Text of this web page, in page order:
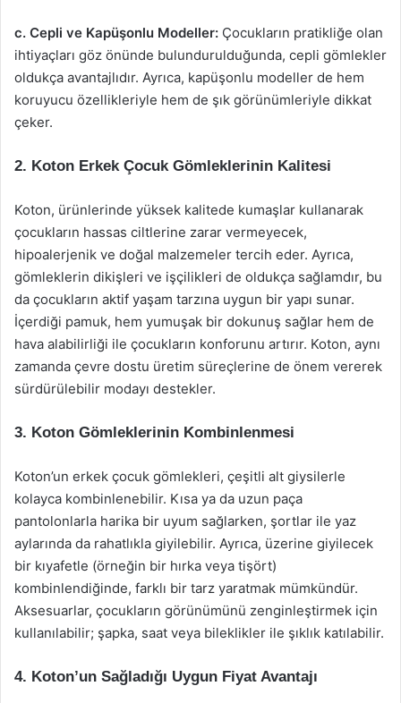
c. Cepli ve Kapüşonlu Modeller: Çocukların pratikliğe olan
ihtiyaçları göz önünde bulundurulduğunda, cepli gömlekler
oldukça avantajlıdır. Ayrıca, kapüşonlu modeller de hem
koruyucu özellikleriyle hem de şık görünümleriyle dikkat
çeker.
2. Koton Erkek Çocuk Gömleklerinin Kalitesi
Koton, ürünlerinde yüksek kalitede kumaşlar kullanarak
çocukların hassas ciltlerine zarar vermeyecek,
hipoalerjenik ve doğal malzemeler tercih eder. Ayrıca,
gömleklerin dikişleri ve işçilikleri de oldukça sağlamdır, bu
da çocukların aktif yaşam tarzına uygun bir yapı sunar.
İçerdiği pamuk, hem yumuşak bir dokunuş sağlar hem de
hava alabilirliği ile çocukların konforunu artırır. Koton, aynı
zamanda çevre dostu üretim süreçlerine de önem vererek
sürdürülebilir modayı destekler.
3. Koton Gömleklerinin Kombinlenmesi
Koton’un erkek çocuk gömlekleri, çeşitli alt giysilerle
kolayca kombinlenebilir. Kısa ya da uzun paça
pantolonlarla harika bir uyum sağlarken, şortlar ile yaz
aylarında da rahatlıkla giyilebilir. Ayrıca, üzerine giyilecek
bir kıyafetle (örneğin bir hırka veya tişört)
kombinlendiğinde, farklı bir tarz yaratmak mümkündür.
Aksesuarlar, çocukların görünümünü zenginleştirmek için
kullanılabilir; şapka, saat veya bileklikler ile şıklık katılabilir.
4. Koton’un Sağladığı Uygun Fiyat Avantajı